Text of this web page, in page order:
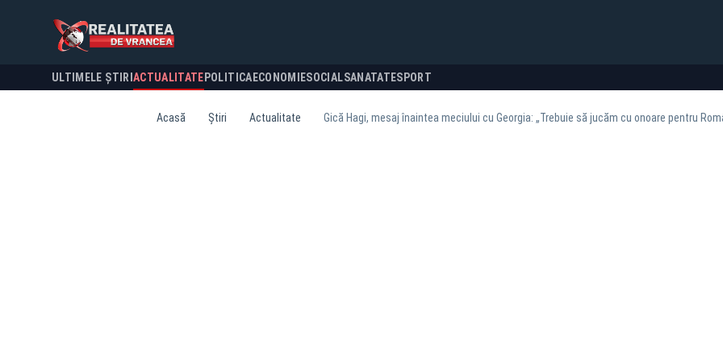
ULTIMELE ȘTIRI ACTUALITATE POLITICA ECONOMIESOCIALSANATATESPORT
Acasă Știri Actualitate Gică Hagi, mesaj înaintea meciului cu Georgia: „Trebuie să jucăm cu onoare pentru